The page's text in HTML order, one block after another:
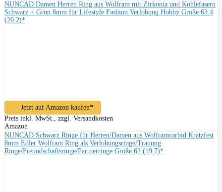
NUNCAD Damen Herren Ring aus Wolfram mit Zirkonia und Kohlefasern
Schwarz + Grün 8mm für Lifestyle Fashion Verlobung Hobby Größe 63.4
(20.2)*
Jetzt auf Amazon kaufen*
Preis inkl. MwSt., zzgl. Versandkosten
Amazon
NUNCAD Schwarz Ringe für Herren/Damen aus Wolframcarbid Kratzfest
8mm Edler Wolfram Ring als Verlobungsringe/Trauung
Ringe/Freundschaftsringe/Partnerringe Größe 62 (19.7)*